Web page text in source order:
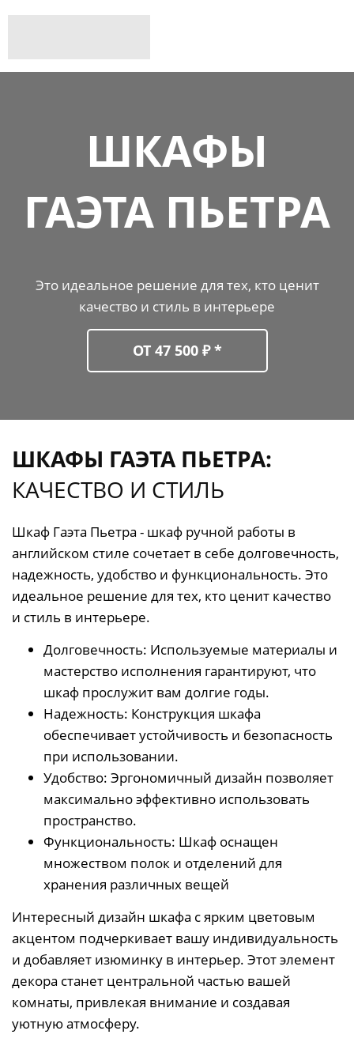
ШКАФЫ
ГАЭТА ПЬЕТРА
Это идеальное решение для тех, кто ценит
качество и стиль в интерьере
ОТ 47 500 ₽ *
ШКАФЫ ГАЭТА ПЬЕТРА:
КАЧЕСТВО И СТИЛЬ
Шкаф Гаэта Пьетра - шкаф ручной работы в
английском стиле сочетает в себе долговечность,
надежность, удобство и функциональность. Это
идеальное решение для тех, кто ценит качество
и стиль в интерьере.
Долговечность: Используемые материалы и
мастерство исполнения гарантируют, что
шкаф прослужит вам долгие годы.
Надежность: Конструкция шкафа
обеспечивает устойчивость и безопасность
при использовании.
Удобство: Эргономичный дизайн позволяет
максимально эффективно использовать
пространство.
Функциональность: Шкаф оснащен
множеством полок и отделений для
хранения различных вещей
Интересный дизайн шкафа с ярким цветовым
акцентом подчеркивает вашу индивидуальность
и добавляет изюминку в интерьер. Этот элемент
декора станет центральной частью вашей
комнаты, привлекая внимание и создавая
уютную атмосферу.